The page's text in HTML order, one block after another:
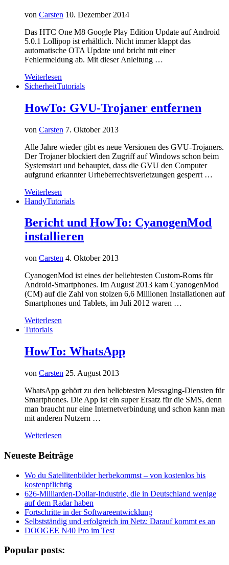
von Carsten 10. Dezember 2014
Das HTC One M8 Google Play Edition Update auf Android
5.0.1 Lollipop ist erhältlich. Nicht immer klappt das
automatische OTA Update und bricht mit einer
Fehlermeldung ab. Mit dieser Anleitung …
Weiterlesen
SicherheitTutorials
HowTo: GVU-Trojaner entfernen
von Carsten 7. Oktober 2013
Alle Jahre wieder gibt es neue Versionen des GVU-Trojaners.
Der Trojaner blockiert den Zugriff auf Windows schon beim
Systemstart und behauptet, dass die GVU den Computer
aufgrund erkannter Urheberrechtsverletzungen gesperrt …
Weiterlesen
HandyTutorials
Bericht und HowTo: CyanogenMod
installieren
von Carsten 4. Oktober 2013
CyanogenMod ist eines der beliebtesten Custom-Roms für
Android-Smartphones. Im August 2013 kam CyanogenMod
(CM) auf die Zahl von stolzen 6,6 Millionen Installationen auf
Smartphones und Tablets, im Juli 2012 waren …
Weiterlesen
Tutorials
HowTo: WhatsApp
von Carsten 25. August 2013
WhatsApp gehört zu den beliebtesten Messaging-Diensten für
Smartphones. Die App ist ein super Ersatz für die SMS, denn
man braucht nur eine Internetverbindung und schon kann man
mit anderen Nutzern …
Weiterlesen
Neueste Beiträge
Wo du Satellitenbilder herbekommst – von kostenlos bis
kostenpflichtig
626-Milliarden-Dollar-Industrie, die in Deutschland wenige
auf dem Radar haben
Fortschritte in der Softwareentwicklung
Selbstständig und erfolgreich im Netz: Darauf kommt es an
DOOGEE N40 Pro im Test
Popular posts: